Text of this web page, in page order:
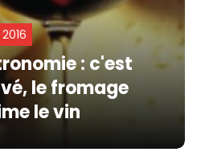
: c'est
le fromage
le vin